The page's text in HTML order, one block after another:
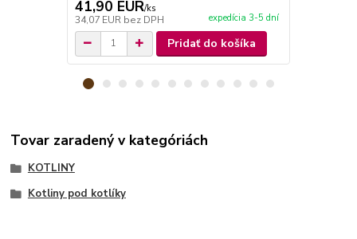
41,90 EUR/ks
34,07 EUR bez DPH expedícia 3-5 dní
Pridať do košíka
Tovar zaradený v kategóriách
KOTLINY
Kotliny pod kotlíky